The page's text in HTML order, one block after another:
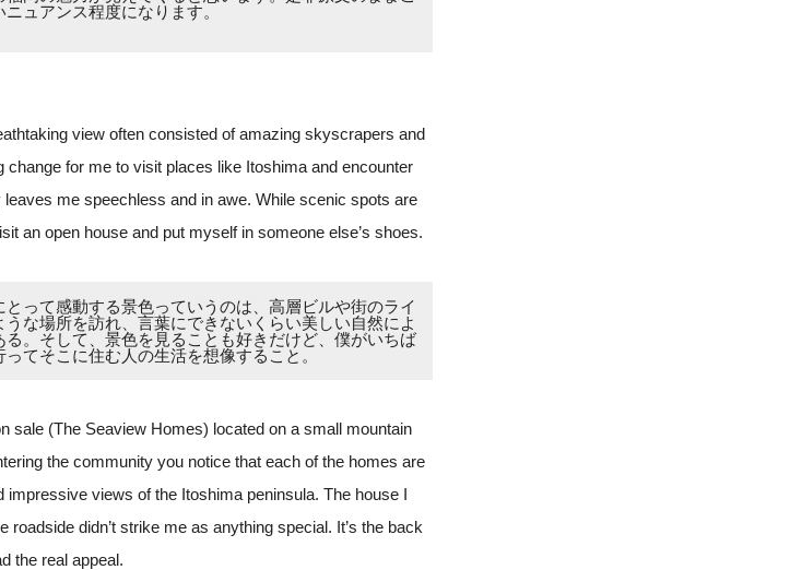
ュアンス程度になります。
view often consisted of amazing skyscrapers and
change for me to visit places like Itoshima and encounter
me speechless and in awe. While scenic spots are
an open house and put myself in someone else’s shoes.
って感動する景色っていうのは、高層ビルや街のライ
な場所を訪れ、言葉にできないくらい美しい自然によ
。そして、景色を見ることも好きだけど、僕がいちば
てそこに住む人の生活を想像すること。
sale (The Seaview Homes) located on a small mountain
the community you notice that each of the homes are
views of the Itoshima peninsula. The house I
didn’t strike me as anything special. It’s the back
the real appeal.